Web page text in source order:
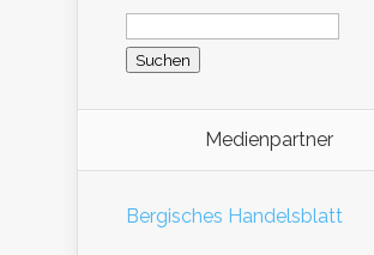
Suchen
Medienpartner
Bergisches Handelsblatt